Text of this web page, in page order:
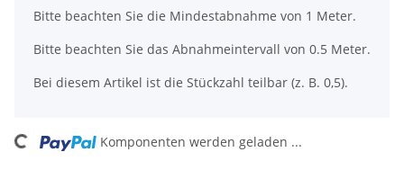
x
Bitte beachten Sie die Mindestabnahme von 1 Meter.
Bitte beachten Sie das Abnahmeintervall von 0.5 Meter.
Bei diesem Artikel ist die Stückzahl teilbar (z. B. 0,5).
Komponenten werden geladen ...